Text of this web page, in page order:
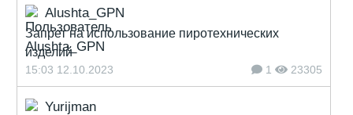
Alushta_GPN
Запрет на использование пиротехнических
изделий
15:03 12.10.2023 1 23305
Yurijman